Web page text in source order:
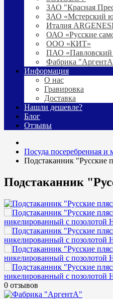
ЗАО "Красная
ЗАО «Мстерский
Италия
ОАО «Русские
ООО «КИТ»
ПАО «Павловский
Фабрика
Информация
О нас
Гравировка
Доставка
Нашли дешевле?
Блог
Отзывы
Посуда посеребренная и
Подстаканник "Русские
Подстаканник
0 отзывов